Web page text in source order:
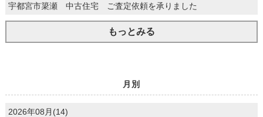
宇都宮市簗瀬 中古住宅 ご査定依頼を承りました
もっとみる
月別
2026年08月(14)